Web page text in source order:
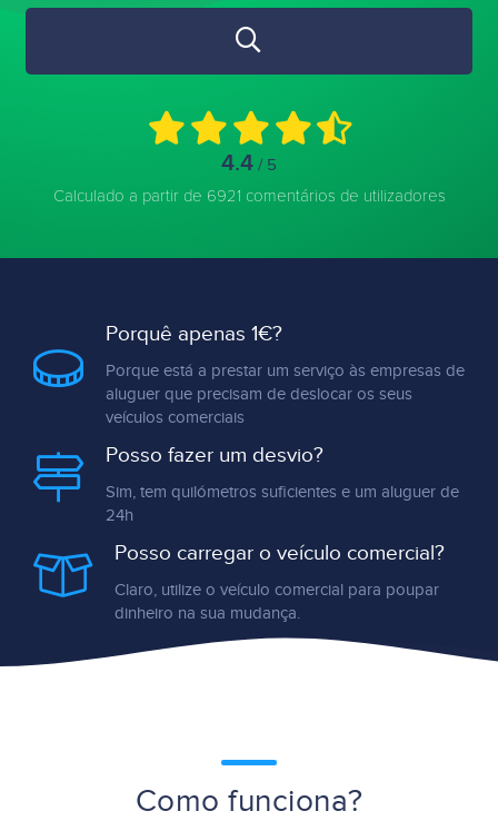
4.4 / 5
Calculado a partir de 6921 comentários de utilizadores
Porquê apenas 1€?
Porque está a prestar um serviço às empresas de
aluguer que precisam de deslocar os seus
veículos comerciais
Posso fazer um desvio?
Sim, tem quilómetros suficientes e um aluguer de
24h
Posso carregar o veículo comercial?
Claro, utilize o veículo comercial para poupar
dinheiro na sua mudança.
Como funciona?